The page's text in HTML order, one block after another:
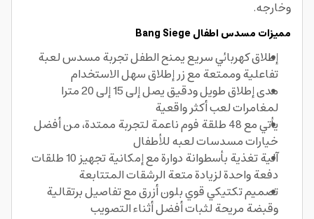
وخارجه.
مميزات مسدس اطفال Bang Siege
إطلاق كهربائي سريع يمنح الطفل تجربة مسدس لعبة
تفاعلية وممتعة مع زر إطلاق سهل الاستخدام
مدى إطلاق طويل ودقيق يصل إلى 15 إلى 20 مترا
لمغامرات لعب أكثر واقعية
يأتي مع 48 طلقة فوم ناعمة لتجربة ممتدة، من أفضل
خيارات مسدسات لعبه للأطفال
آلية تغذية بأسطوانة دوارة مع إمكانية تجهيز 10 طلقات
دفعة واحدة لزيادة متعة الرشقات المتتابعة
تصميم تكتيكي قوي بلون أزرق مع تفاصيل برتقالية
وقبضة مريحة لثبات أفضل أثناء التصويب